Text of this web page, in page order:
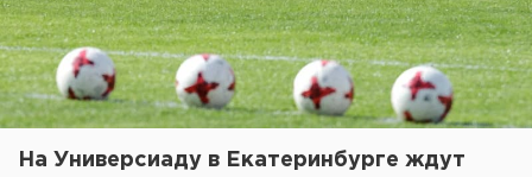
На Универсиаду в Екатеринбурге ждут